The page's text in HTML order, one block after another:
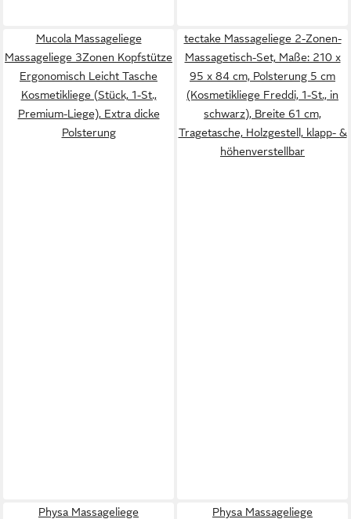
Mucola Massageliege
Massageliege 3Zonen Kopfstütze
Ergonomisch Leicht Tasche
Kosmetikliege (Stück, 1-St.,
Premium-Liege), Extra dicke
Polsterung
tectake Massageliege 2-Zonen-
Massagetisch-Set, Maße: 210 x
95 x 84 cm, Polsterung 5 cm
(Kosmetikliege Freddi, 1-St., in
schwarz), Breite 61 cm,
Tragetasche, Holzgestell, klapp- &
höhenverstellbar
Physa Massageliege
Physa Massageliege